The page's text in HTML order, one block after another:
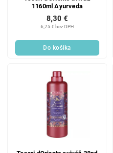
1160ml Ayurveda
6,75 € bez DPH
8,30 €
Do košíka